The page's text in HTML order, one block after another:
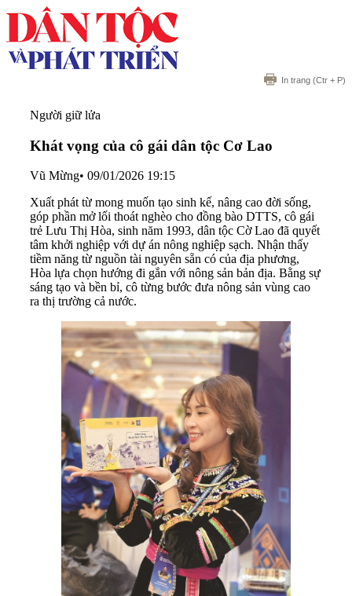
In trang (Ctr + P)
Người giữ lửa
Khát vọng của cô gái dân tộc Cơ Lao
Vũ Mừng• 09/01/2026 19:15
Xuất phát từ mong muốn tạo sinh kế, nâng cao đời sống,
góp phần mở lối thoát nghèo cho đồng bào DTTS, cô gái
trẻ Lưu Thị Hòa, sinh năm 1993, dân tộc Cờ Lao đã quyết
tâm khởi nghiệp với dự án nông nghiệp sạch. Nhận thấy
tiềm năng từ nguồn tài nguyên sẵn có của địa phương,
Hòa lựa chọn hướng đi gắn với nông sản bản địa. Bằng sự
sáng tạo và bền bỉ, cô từng bước đưa nông sản vùng cao
ra thị trường cả nước.